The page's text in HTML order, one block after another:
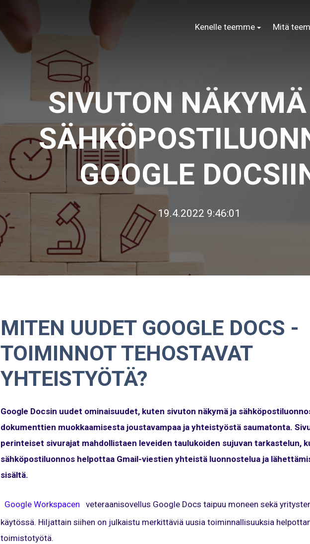
Kenelle teemme Mitä
SIVUTON
GOOGLE
19.4.2022 9:46:01
MITEN UUDET GOOGLE DOCS -
TOIMINNOT TEHOSTAVAT
YHTEISTYÖTÄ?
Google Docsin uudet ominaisuudet, kuten sivuton näkymä ja
dokumenttien muokkaamisesta joustavampaa ja yhteistyöstä saumatonta.
perinteiset sivurajat mahdollistaen leveiden taulukoiden sujuvan tarkastelun,
sähköpostiluonnos helpottaa Gmail-viestien yhteistä luonnostelua ja
sisältä.
Google Workspacen
veteraanisovellus Google Docs taipuu moneen sekä
käytössä. Hiljattain siihen on julkaistu merkittäviä uusia toiminnallisuuksia
toimistotyötä.